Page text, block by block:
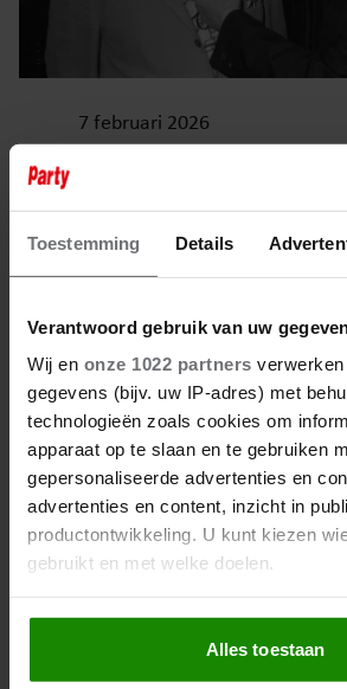
Toestemming Details
Verantwoord gebruik van uw
Wij en onze 1022 partners
gegevens (bijv. uw IP-adres) met
technologieën zoals cookies om
apparaat op te slaan en te gebruiken
gepersonaliseerde advertenties en
advertenties en content, inzicht in
productontwikkeling. U kunt kiezen
gebruikt en met welke doelen.
Als u het toestaat, willen we ook
Informatie verzamelen over uw
locatie, die tot een paar meter
Alles toestaan
7 februari 2026
VANDAAG IS HET DE
GEBOORTEDAG VAN
LEVEN VOORT